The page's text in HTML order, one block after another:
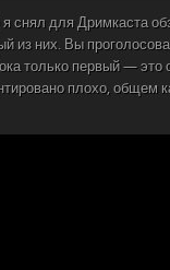
снял для Дримкаста
из них. Вы
только первый —
плохо, общем